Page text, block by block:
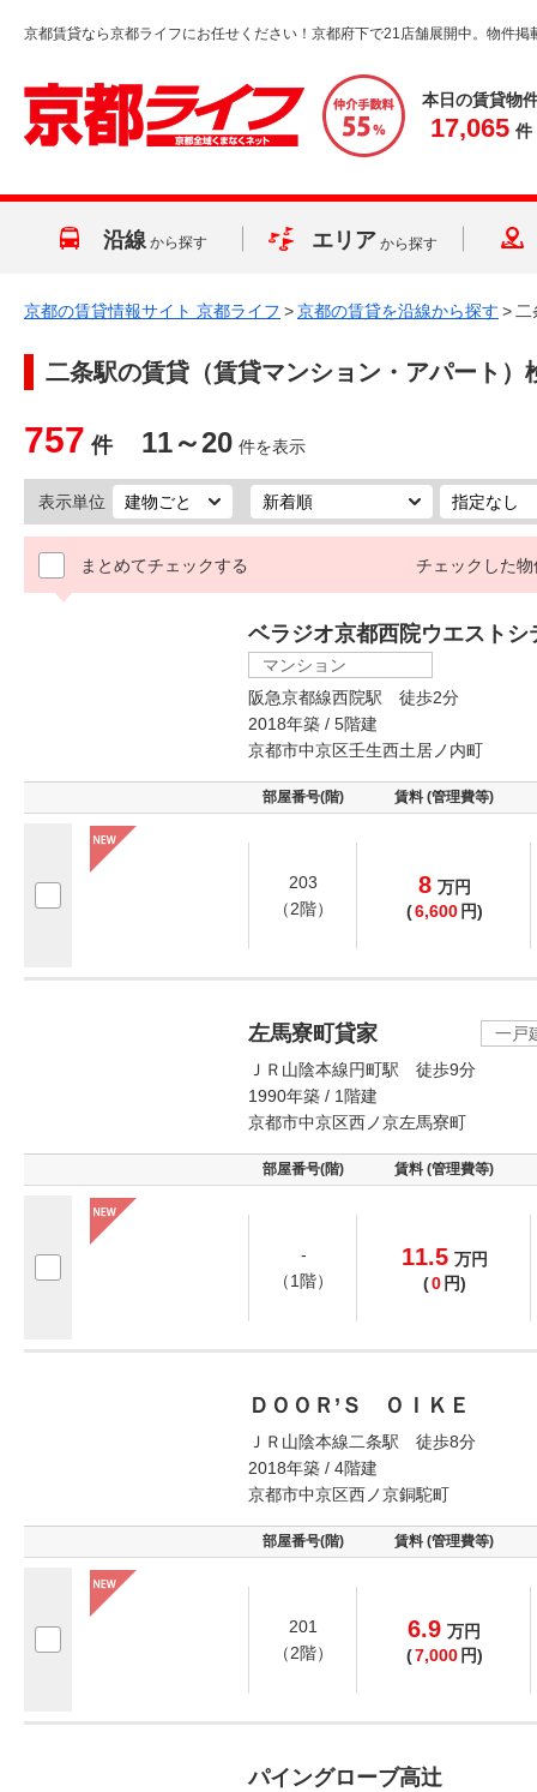
京都賃貸なら京都ライフにお任せください！京都府下で21店舗展開中。物件掲
本日の賃貸物
17,065 件
沿線 から探す エリア から探す
京都の賃貸情報サイト 京都ライフ >京都の賃貸を沿線から探す >
二条駅の賃貸（賃貸マンション・アパート）
757 件 11～20 件を表示
表示単位
まとめてチェックする チェックした物
ベラジオ京都西院ウエストシ
マンション
阪急京都線西院駅 徒歩2分
2018年築 / 5階建
京都市中京区壬生西土居ノ内町
部屋番号(階) 賃料 (管理費等)
203
（2階）
8 万円
(6,600 円)
左馬寮町貸家
一戸
ＪＲ山陰本線円町駅 徒歩9分
1990年築 / 1階建
京都市中京区西ノ京左馬寮町
部屋番号(階) 賃料 (管理費等)
-
（1階）
11.5 万円
(0 円)
ＤＯＯＲ’Ｓ ＯＩＫＥ
ＪＲ山陰本線二条駅 徒歩8分
2018年築 / 4階建
京都市中京区西ノ京銅駝町
部屋番号(階) 賃料 (管理費等)
201
（2階）
6.9 万円
(7,000 円)
パイングローブ高辻